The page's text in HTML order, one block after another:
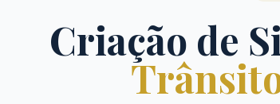
Criação de